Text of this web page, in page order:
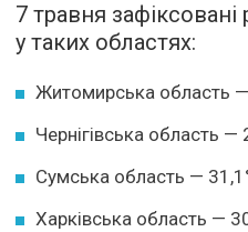
7 травня
у таких областях:
Житомирська область
Чернігівська область —
Сумська область —
Харківська область —